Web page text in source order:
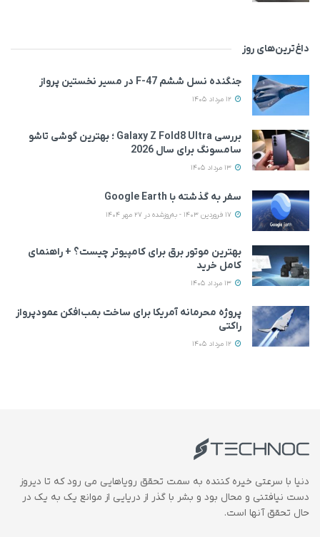
داغ‌ترین‌های روز
جنگنده نسل ششم F-47 در مسیر نخستین پرواز
بررسی Galaxy Z Fold8 Ultra ؛ بهترین گوشی تاشو
سامسونگ برای سال 2026
سفر به گذشته با Google Earth
بهترین موتور برق برای کامپیوتر چیست؟ + راهنمای
کامل خرید
پروژه محرمانه آمریکا برای ساخت بمب‌افکن عمودپرواز
راکتی
دنیا با سرعتی خیره کننده به سمت تحقق رویاهایی می رود که تا دیروز
دست نیافتنی و محال بود و بشر با گذر از دریایی از موانع یک به یک در
حال تحقق آنها است.